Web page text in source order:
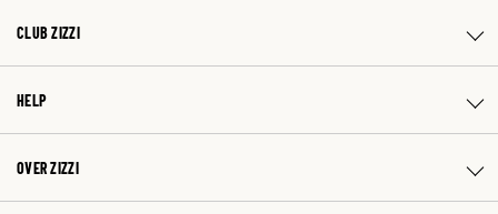
CLUB ZIZZI
HELP
OVER ZIZZI